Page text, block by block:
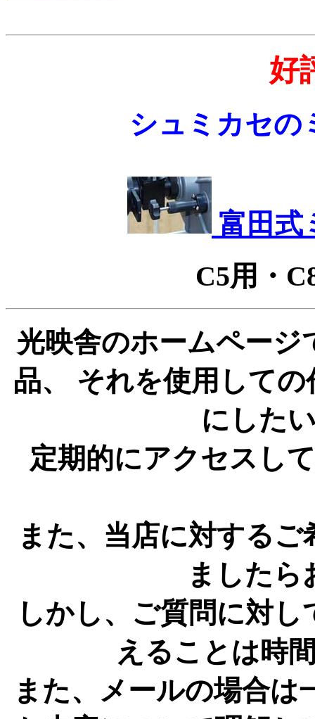
好
シュミカセの
富田式
C5用・
光映舎のホームペー
品、 それを使用して
にした
定期的にアクセスし
また、当店に対する
ましたら
しかし、ご質問に対
えることは時
また、メールの場合は